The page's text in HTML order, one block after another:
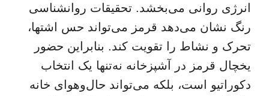
انرژی روانی می‌بخشد. تحقیقات روانشناسی
رنگ نشان می‌دهد قرمز می‌تواند حس اشتها،
تحرک و نشاط را تقویت کند. بنابراین حضور
یخچال قرمز در آشپزخانه نه‌تنها یک انتخاب
دکوراتیو است، بلکه می‌تواند حال‌وهوای خانه